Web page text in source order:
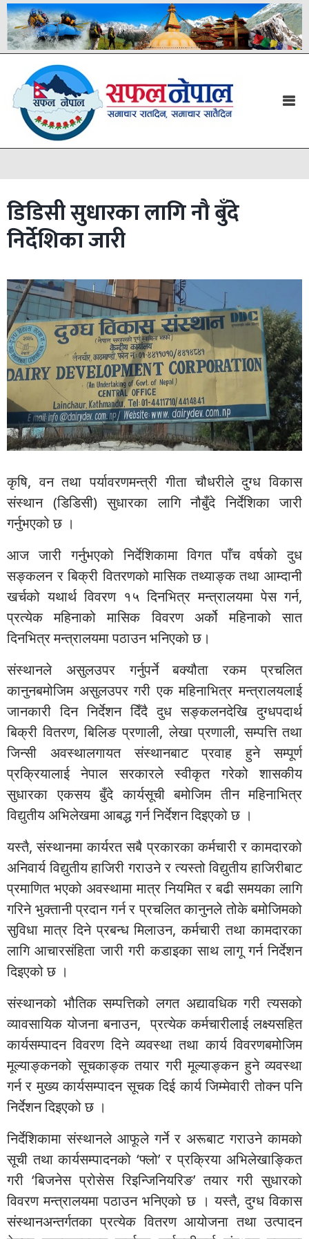
डिडिसी सुधारका लागि नौ बुँदे
निर्देशिका जारी
कृषि, वन तथा पर्यावरणमन्त्री गीता चौधरीले दुग्ध विकास
संस्थान (डिडिसी) सुधारका लागि नौबुँदे निर्देशिका जारी
गर्नुभएको छ ।
आज जारी गर्नुभएको निर्देशिकामा विगत पाँच वर्षको दुध
सङ्कलन र बिक्री वितरणको मासिक तथ्याङ्क तथा आम्दानी
खर्चको यथार्थ विवरण १५ दिनभित्र मन्त्रालयमा पेस गर्न,
प्रत्येक महिनाको मासिक विवरण अर्को महिनाको सात
दिनभित्र मन्त्रालयमा पठाउन भनिएको छ।
संस्थानले असुलउपर गर्नुपर्ने बक्यौता रकम प्रचलित
कानुनबमोजिम असुलउपर गरी एक महिनाभित्र मन्त्रालयलाई
जानकारी दिन निर्देशन दिँदै दुध सङ्कलनदेखि दुग्धपदार्थ
बिक्री वितरण, बिलिङ प्रणाली, लेखा प्रणाली, सम्पत्ति तथा
जिन्सी अवस्थालगायत संस्थानबाट प्रवाह हुने सम्पूर्ण
प्रक्रियालाई नेपाल सरकारले स्वीकृत गरेको शासकीय
सुधारका एकसय बुँदे कार्यसूची बमोजिम तीन महिनाभित्र
विद्युतीय अभिलेखमा आबद्ध गर्न निर्देशन दिइएको छ ।
यस्तै, संस्थानमा कार्यरत सबै प्रकारका कर्मचारी र कामदारको
अनिवार्य विद्युतीय हाजिरी गराउने र त्यस्तो विद्युतीय हाजिरीबाट
प्रमाणित भएको अवस्थामा मात्र नियमित र बढी समयका लागि
गरिने भुक्तानी प्रदान गर्न र प्रचलित कानुनले तोके बमोजिमको
सुविधा मात्र दिने प्रबन्ध मिलाउन, कर्मचारी तथा कामदारका
लागि आचारसंहिता जारी गरी कडाइका साथ लागू गर्न निर्देशन
दिइएको छ ।
संस्थानको भौतिक सम्पत्तिको लगत अद्यावधिक गरी त्यसको
व्यावसायिक योजना बनाउन, प्रत्येक कर्मचारीलाई लक्ष्यसहित
कार्यसम्पादन विवरण दिने व्यवस्था तथा कार्य विवरणबमोजिम
मूल्याङ्कनको सूचकाङ्क तयार गरी मूल्याङ्कन हुने व्यवस्था
गर्न र मुख्य कार्यसम्पादन सूचक दिई कार्य जिम्मेवारी तोक्न पनि
निर्देशन दिइएको छ ।
निर्देशिकामा संस्थानले आफूले गर्ने र अरूबाट गराउने कामको
सूची तथा कार्यसम्पादनको ‘फ्लो’ र प्रक्रिया अभिलेखाङ्कित
गरी ‘बिजनेस प्रोसेस रिइन्जिनियरिङ’ तयार गरी सुधारको
विवरण मन्त्रालयमा पठाउन भनिएको छ । यस्तै, दुग्ध विकास
संस्थानअन्तर्गतका प्रत्येक वितरण आयोजना तथा उत्पादन